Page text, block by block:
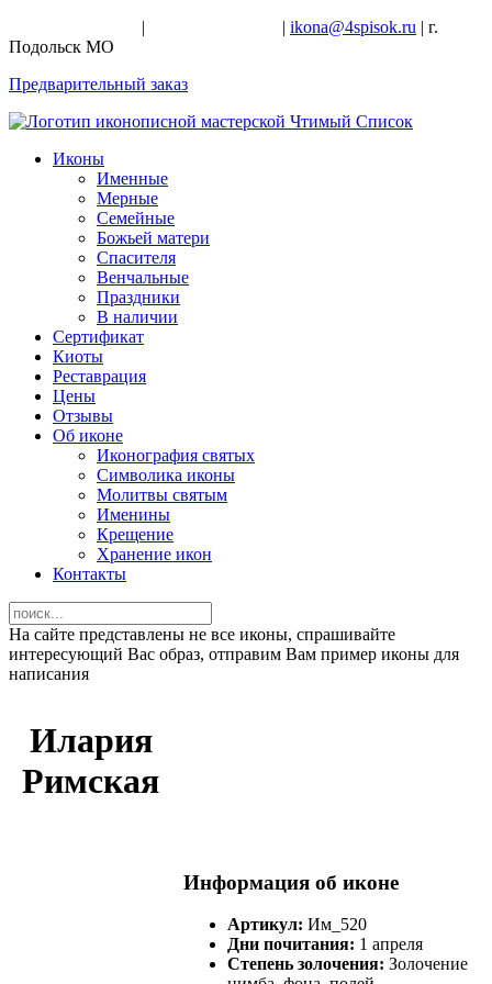
| | ikona@4spisok.ru | г.
Подольск МО
Предварительный заказ
Иконы
Именные
Мерные
Семейные
Божьей матери
Спасителя
Венчальные
Праздники
В наличии
Сертификат
Киоты
Реставрация
Цены
Отзывы
Об иконе
Иконография святых
Символика иконы
Молитвы святым
Именины
Крещение
Хранение икон
Контакты
На сайте представлены не все иконы, спрашивайте
интересующий Вас образ, отправим Вам пример иконы для
написания
Илария
Римская
Информация об иконе
Артикул: Им_520
Дни почитания: 1 апреля
Степень золочения: Золочение